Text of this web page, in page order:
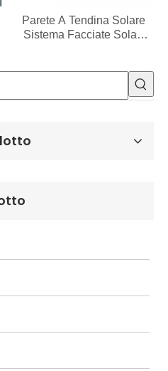
Parete A Tendina Solare
Sistema Facciate Solari